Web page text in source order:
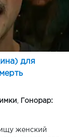
для
Гонорар:
женский